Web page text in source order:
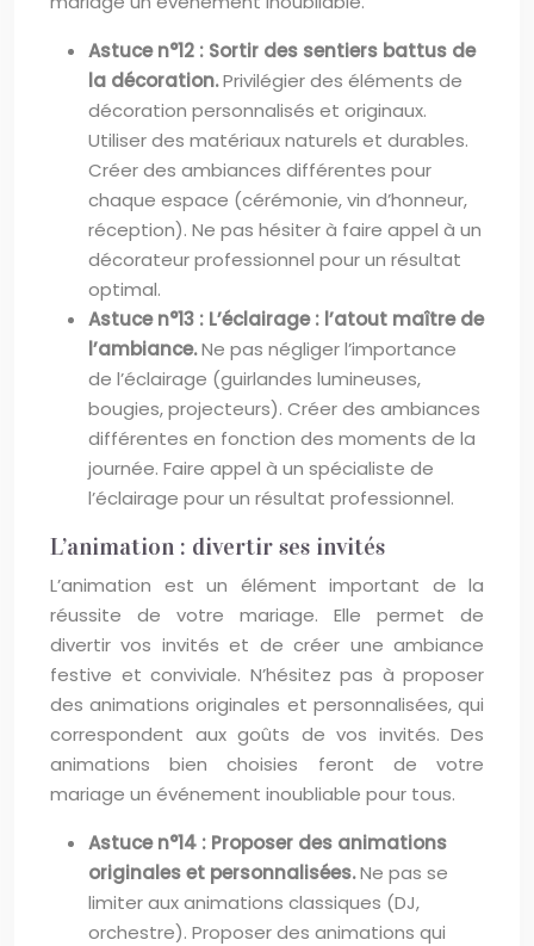
Astuce n°12 : Sortir des sentiers battus de
la décoration.Privilégier des éléments de
décoration personnalisés et originaux.
Utiliser des matériaux naturels et durables.
Créer des ambiances différentes pour
chaque espace (cérémonie, vin d’honneur,
réception). Ne pas hésiter à faire appel à un
décorateur professionnel pour un résultat
optimal.
Astuce n°13 : L’éclairage : l’atout maître de
l’ambiance.Ne pas négliger l’importance
de l’éclairage (guirlandes lumineuses,
bougies, projecteurs). Créer des ambiances
différentes en fonction des moments de la
journée. Faire appel à un spécialiste de
l’éclairage pour un résultat professionnel.
L’animation : divertir ses invités
L’animation est un élément important de la
réussite de votre mariage. Elle permet de
divertir vos invités et de créer une ambiance
festive et conviviale. N’hésitez pas à proposer
des animations originales et personnalisées, qui
correspondent aux goûts de vos invités. Des
animations bien choisies feront de votre
mariage un événement inoubliable pour tous.
Astuce n°14 : Proposer des animations
originales et personnalisées.Ne pas se
limiter aux animations classiques (DJ,
orchestre). Proposer des animations qui